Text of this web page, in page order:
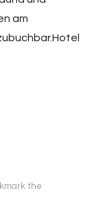
am
the